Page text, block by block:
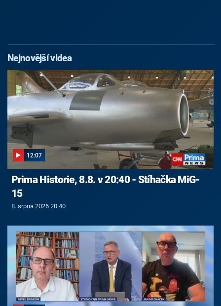
Nejnovější videa
12:07
Prima Historie, 8.8. v 20:40 - Stíhačka MiG-
15
8. srpna 2026 20:40